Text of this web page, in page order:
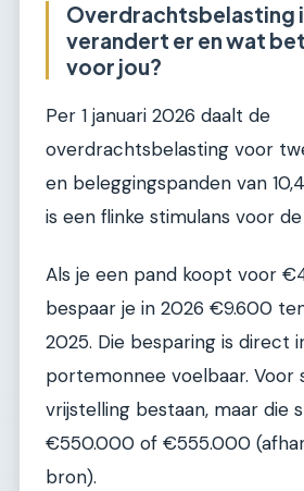
Overdrachtsbelasting
verandert er en wat
voor jou?
Per 1 januari 2026 daalt de
overdrachtsbelasting voor
en beleggingspanden van
is een flinke stimulans voor
Als je een pand koopt voor
bespaar je in 2026 €9.600
2025. Die besparing is direct
portemonnee voelbaar.
vrijstelling bestaan, maar die
€550.000 of €555.000
bron).